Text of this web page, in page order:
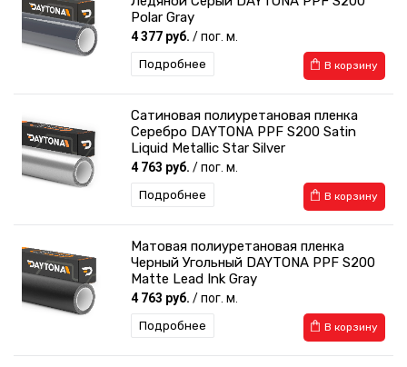
Polar Gray
4 377 руб. / пог. м.
В корзину
Подробнее
Сатиновая полиуретановая пленка
Серебро DAYTONA PPF S200 Satin
Liquid Metallic Star Silver
4 763 руб. / пог. м.
В корзину
Подробнее
Матовая полиуретановая пленка
Черный Угольный DAYTONA PPF S200
Matte Lead Ink Gray
4 763 руб. / пог. м.
В корзину
Подробнее